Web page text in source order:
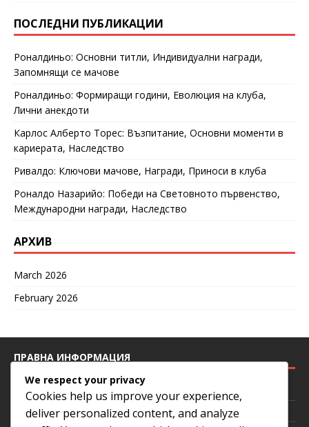
ПОСЛЕДНИ ПУБЛИКАЦИИ
Роналдиньо: Основни титли, Индивидуални награди,
Запомнящи се мачове
Роналдиньо: Формиращи години, Еволюция на клуба,
Лични анекдоти
Карлос Алберто Торес: Възпитание, Основни моменти в
кариерата, Наследство
Ривалдо: Ключови мачове, Награди, Приноси в клуба
Роналдо Назарийо: Победи на Световното първенство,
Международни награди, Наследство
АРХИВ
March 2026
February 2026
ПРАВНА ИНФОРМАЦИЯ
Предпочитания за бисквитки
Потребителско споразумение
We respect your privacy
Cookies help us improve your experience,
deliver personalized content, and analyze